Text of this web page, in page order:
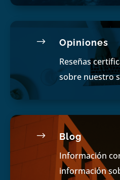
$ Opiniones
Reseñas
sobre nuestro
$ Blog
Información
información